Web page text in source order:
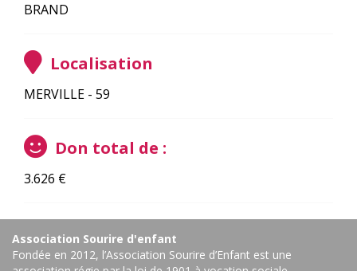
BRAND
Localisation
MERVILLE - 59
Don total de :
3.626 €
Association Sourire d'enfant
Fondée en 2012, l’Association Sourire d’Enfant est une